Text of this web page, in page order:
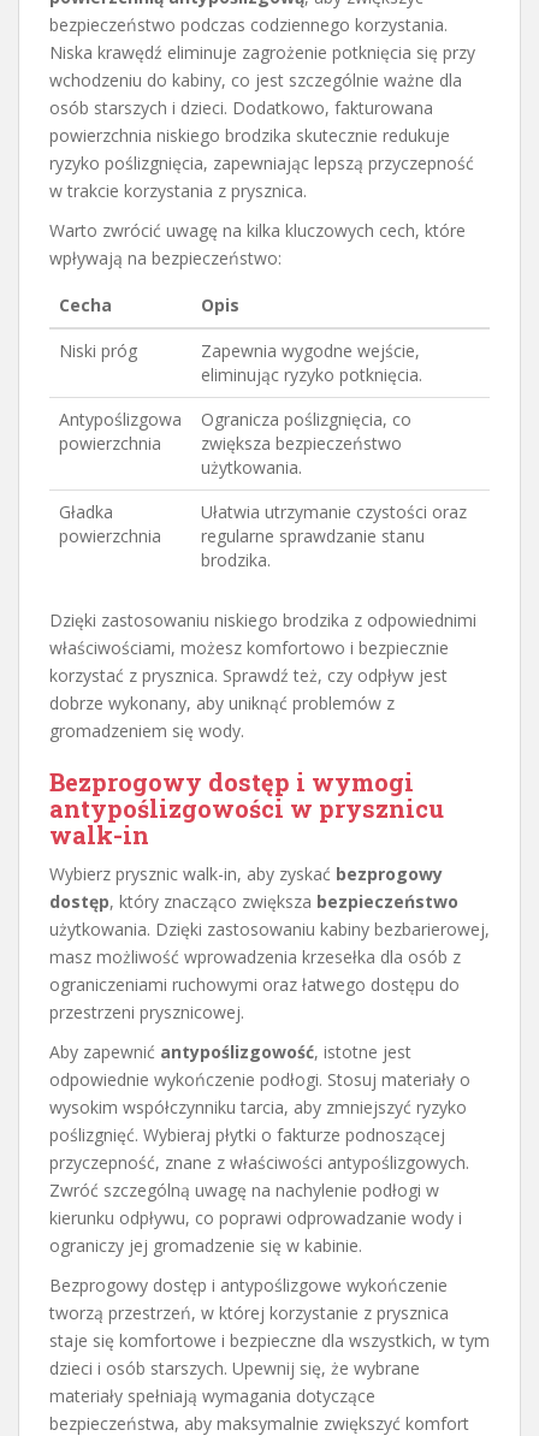
bezpieczeństwo podczas codziennego korzystania.
Niska krawędź eliminuje zagrożenie potknięcia się przy
wchodzeniu do kabiny, co jest szczególnie ważne dla
osób starszych i dzieci. Dodatkowo, fakturowana
powierzchnia niskiego brodzika skutecznie redukuje
ryzyko poślizgnięcia, zapewniając lepszą przyczepność
w trakcie korzystania z prysznica.
Warto zwrócić uwagę na kilka kluczowych cech, które
wpływają na bezpieczeństwo:
Cecha
Opis
Niski próg
Zapewnia wygodne wejście,
eliminując ryzyko potknięcia.
Antypoślizgowa
powierzchnia
Ogranicza poślizgnięcia, co
zwiększa bezpieczeństwo
użytkowania.
Gładka
powierzchnia
Ułatwia utrzymanie czystości oraz
regularne sprawdzanie stanu
brodzika.
Dzięki zastosowaniu niskiego brodzika z odpowiednimi
właściwościami, możesz komfortowo i bezpiecznie
korzystać z prysznica. Sprawdź też, czy odpływ jest
dobrze wykonany, aby uniknąć problemów z
gromadzeniem się wody.
Bezprogowy dostęp i wymogi
antypoślizgowości w prysznicu
walk-in
Wybierz prysznic walk-in, aby zyskać bezprogowy
dostęp, który znacząco zwiększa bezpieczeństwo
użytkowania. Dzięki zastosowaniu kabiny bezbarierowej,
masz możliwość wprowadzenia krzesełka dla osób z
ograniczeniami ruchowymi oraz łatwego dostępu do
przestrzeni prysznicowej.
Aby zapewnić antypoślizgowość, istotne jest
odpowiednie wykończenie podłogi. Stosuj materiały o
wysokim współczynniku tarcia, aby zmniejszyć ryzyko
poślizgnięć. Wybieraj płytki o fakturze podnoszącej
przyczepność, znane z właściwości antypoślizgowych.
Zwróć szczególną uwagę na nachylenie podłogi w
kierunku odpływu, co poprawi odprowadzanie wody i
ograniczy jej gromadzenie się w kabinie.
Bezprogowy dostęp i antypoślizgowe wykończenie
tworzą przestrzeń, w której korzystanie z prysznica
staje się komfortowe i bezpieczne dla wszystkich, w tym
dzieci i osób starszych. Upewnij się, że wybrane
materiały spełniają wymagania dotyczące
bezpieczeństwa, aby maksymalnie zwiększyć komfort